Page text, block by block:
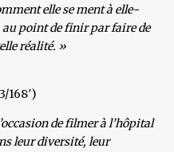
elle se ment à elle-
point de finir par faire de
réalité. »
168′)
de filmer à l’hôpital
leur diversité, leur